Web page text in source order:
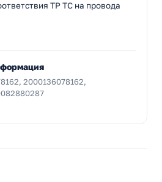
ТР ТС на провода
2000136078162,